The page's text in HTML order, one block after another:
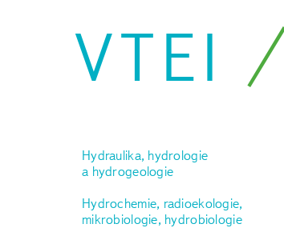
VTEI
Hydraulika, hydrologie
a hydrogeologie
Hydrochemie, radioekologie,
mikrobiologie, hydrobiologie